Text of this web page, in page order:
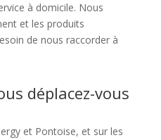
à domicile. Nous
et les produits
de nous raccorder à
déplacez-vous
et Pontoise, et sur les